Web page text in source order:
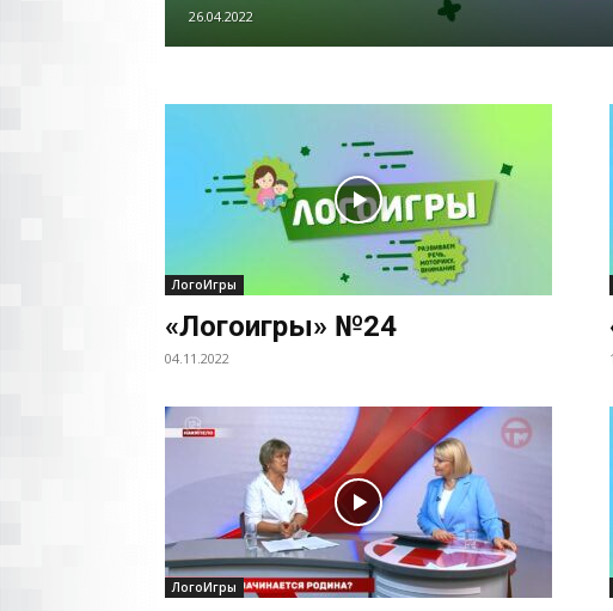
26.04.2022
ЛогоИгры
«Логоигры» №24
04.11.2022
ЛогоИгры